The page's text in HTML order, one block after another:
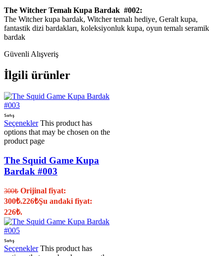
The Witcher Temalı Kupa Bardak #002:
The Witcher kupa bardak, Witcher temalı hediye, Geralt kupa,
fantastik dizi bardakları, koleksiyonluk kupa, oyun temalı seramik
bardak
Güvenli Alışveriş
İlgili ürünler
Satış
Seçenekler This product has
options that may be chosen on the
product page
The Squid Game Kupa
Bardak #003
300₺ Orijinal fiyat:
300₺.226₺Şu andaki fiyat:
226₺.
Satış
Seçenekler This product has